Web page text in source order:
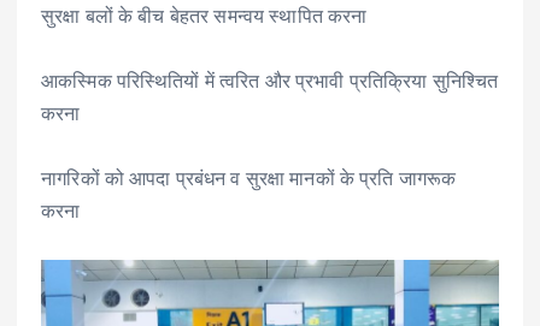
सुरक्षा बलों के बीच बेहतर समन्वय स्थापित करना
आकस्मिक परिस्थितियों में त्वरित और प्रभावी प्रतिक्रिया सुनिश्चित
करना
नागरिकों को आपदा प्रबंधन व सुरक्षा मानकों के प्रति जागरूक
करना